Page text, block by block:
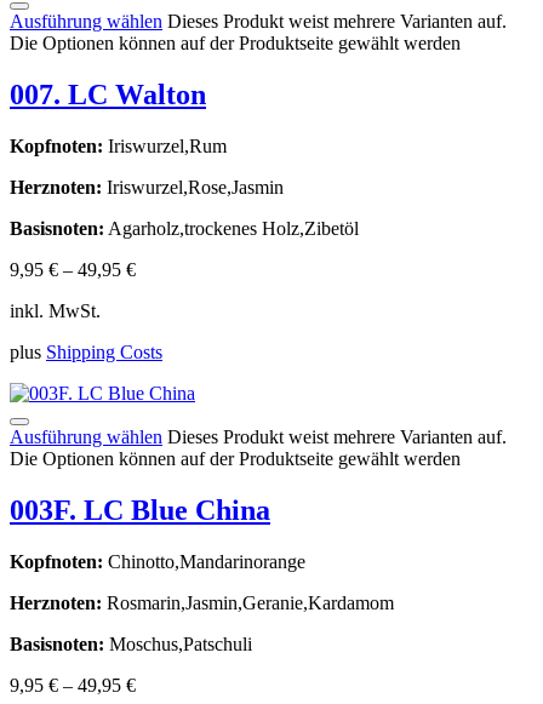
Ausführung wählen Dieses Produkt weist mehrere Varianten auf.
Die Optionen können auf der Produktseite gewählt werden
007. LC Walton
Kopfnoten: Iriswurzel,Rum
Herznoten: Iriswurzel,Rose,Jasmin
Basisnoten: Agarholz,trockenes Holz,Zibetöl
9,95 € – 49,95 €
inkl. MwSt.
plus Shipping Costs
Ausführung wählen Dieses Produkt weist mehrere Varianten auf.
Die Optionen können auf der Produktseite gewählt werden
003F. LC Blue China
Kopfnoten: Chinotto,Mandarinorange
Herznoten: Rosmarin,Jasmin,Geranie,Kardamom
Basisnoten: Moschus,Patschuli
9,95 € – 49,95 €